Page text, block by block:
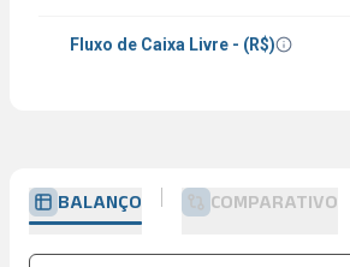
Fluxo de Caixa Livre - (R$)
BALANÇO COMPARATIVO